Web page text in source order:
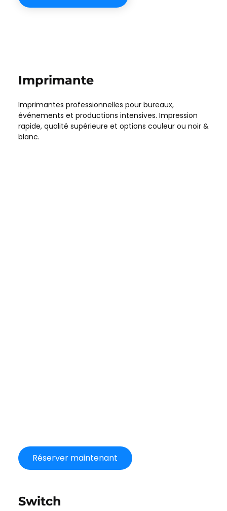
Imprimante
Imprimantes professionnelles pour bureaux,
événements et productions intensives. Impression
rapide, qualité supérieure et options couleur ou noir &
blanc.
Réserver maintenant
Switch